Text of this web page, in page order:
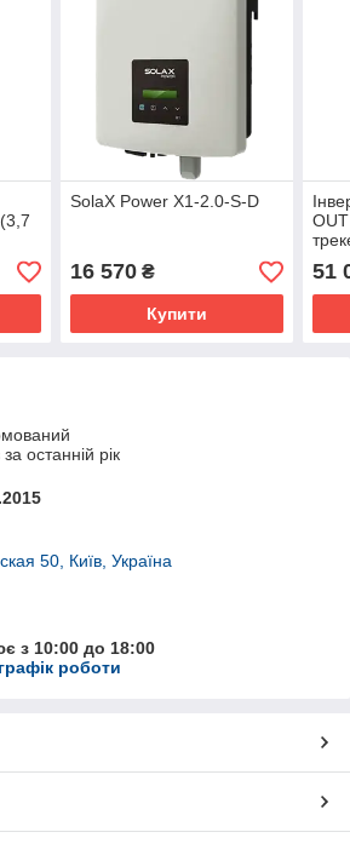
SolaX Power X1-2.0-S-D
16 570₴
Купити
51
останній рік
50, Київ, Україна
з 10:00 до 18:00
роботи